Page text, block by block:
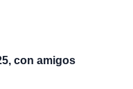
con amigos